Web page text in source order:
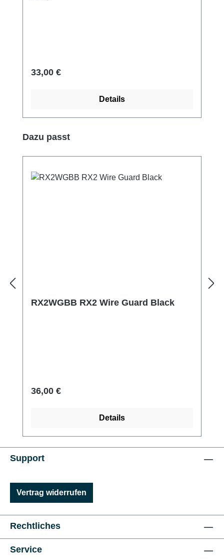
Regulärer Preis:
33,00 €
Details
Produktgalerie überspringen
Dazu passt
RX2WGBB RX2 Wire Guard Black
Regulärer Preis:
36,00 €
Details
Support
Vertrag widerrufen
Rechtliches
Service